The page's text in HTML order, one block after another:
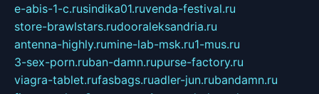
e-abis-1-c.rusindika01.ruvenda-festival.ru
store-brawlstars.rudooraleksandria.ru
antenna-highly.rumine-lab-msk.ru1-mus.ru
3-sex-porn.ruban-damn.rupurse-factory.ru
viagra-tablet.rufasbags.ruadler-jun.rubandamn.ru